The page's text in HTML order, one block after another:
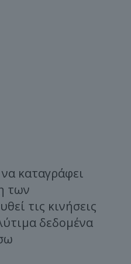
καταγράφει
των
τις κινήσεις
δεδομένα